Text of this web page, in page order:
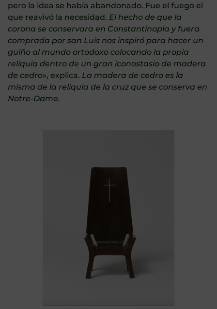
pero la idea se había abandonado. Fue el fuego el
que reavivó la necesidad. El hecho de que la
corona se conservara en Constantinopla y fuera
comprada por san Luis nos inspiró para hacer un
guiño al mundo ortodoxo colocando la propia
reliquia dentro de un gran iconostasio de madera
de cedro», explica. La madera de cedro es la
misma de la reliquia de la cruz que se conserva en
Notre-Dame.